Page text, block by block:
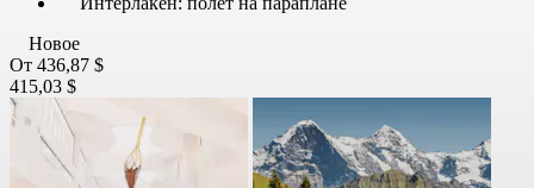
Новое
От 436,87 $
415,03 $